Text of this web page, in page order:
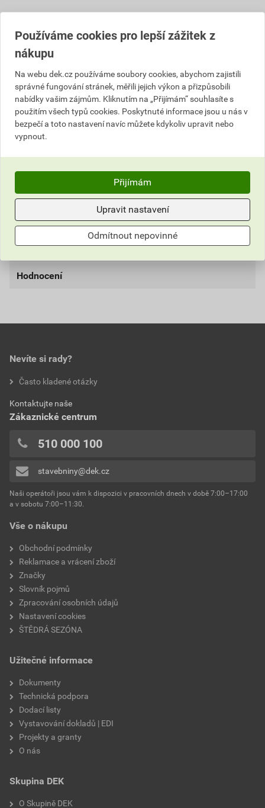
Hromosvodová taška je nejbezpečnějším prvkem
určeným pro instalaci systému ochrany před následky
úderu blesku na střešní krytinu. V betonovém nálitku o
výšce 30 mm je na tělese základní tašky vsazena
podpěra vodiče vedení hromosvodu. Podpěra je
vyroběna z nerezavějící oceli a je konstrukčně řešena
tak, že je k ní vodič připevněn ve vzdálenosti 70 mm
Informace o ceně
Aktuální prodejní cena po slevě 16% z ceníkové ceny
280,56 Kč
bez DPH za ks
339,48 Kč
s DPH za ks
Dokumenty 1
externí odkaz
Parametry
model
barva
materiál
rozměry
hmotnost
celková šířka
celková délka 420 mm
krycí délka
spotřeba
typ
minimální sklon
bezpečný sklon
výrobce
Hodnocení
0,0
hodnotilo 0 uživatelů
Přidávat hodnocení může pouze přihlášený uživatel.
Vše o nákupu
Obchodní podmínky
Reklamace a vrácení zboží
Značky
Slovník pojmů
Zpracování osobních údajů
Nastavení cookies
ŠTĚDRÁ SEZÓNA
Užitečné informace
Dokumenty
Technická podpora
Dodací listy
Vystavování dokladů | EDI
Projekty a granty
O nás
Skupina DEK
O Skupině DEK
Nevíte si rady?
Často kladené otázky
Kontaktujte naše
Zákaznické centrum
510 000 100
stavebniny@dek.cz
Naši operátoři jsou vám k dispozici v pracovních dnech v době 7:00–17:00
a v sobotu 7:00–11:30.
Používáme cookies pro lepší zážitek z
nákupu
Na webu dek.cz používáme soubory cookies, abychom zajistili
správné fungování stránek, měřili jejich výkon a přizpůsobili
nabídky vašim zájmům. Kliknutím na „Přijímám“ souhlasíte s
použitím všech typů cookies. Poskytnuté informace jsou u nás v
bezpečí a toto nastavení navíc můžete kdykoliv upravit nebo
vypnout.
Přijímám
Upravit nastavení
Odmítnout nepovinné